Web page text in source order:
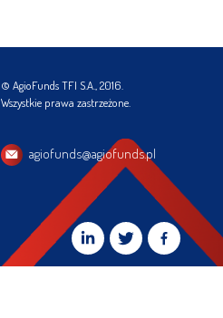
© AgioFunds TFI S.A., 2016.
Wszystkie prawa zastrzeżone.
agiofunds@agiofunds.pl